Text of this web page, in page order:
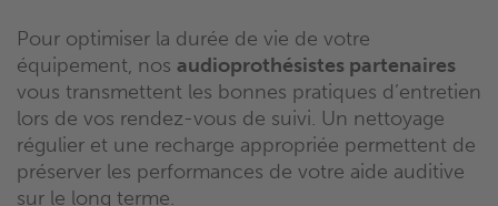
Pour optimiser la durée de vie de votre
équipement, nos audioprothésistes partenaires
vous transmettent les bonnes pratiques d’entretien
lors de vos rendez-vous de suivi. Un nettoyage
régulier et une recharge appropriée permettent de
préserver les performances de votre aide auditive
sur le long terme.